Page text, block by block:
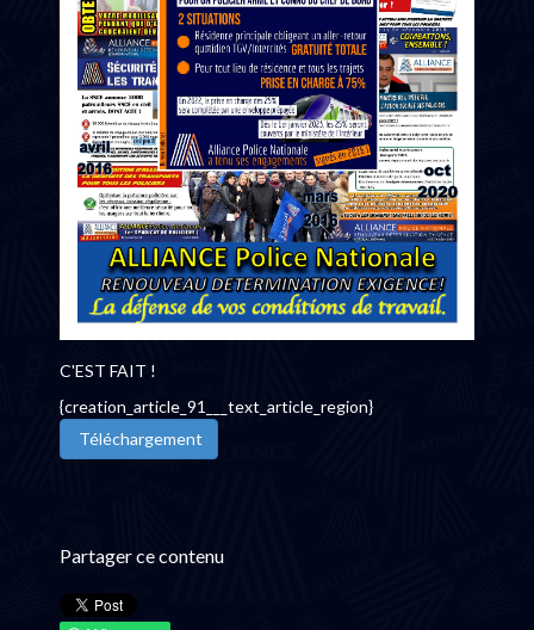
C'EST FAIT !
{creation_article_91___text_article_region}
Téléchargement
Partager ce contenu